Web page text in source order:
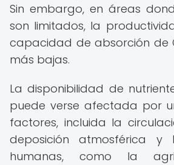
Sin embargo, en áreas
son limitados, la
capacidad de absorción de
más bajas.
La disponibilidad de
puede verse afectada por
factores, incluida la
deposición atmosférica y
humanas, como la